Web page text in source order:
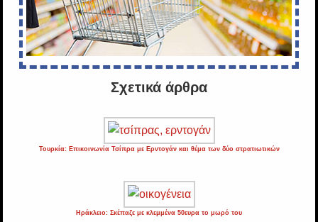
Σχετικά άρθρα
Τουρκία: Επικοινωνία Τσίπρα με Ερντογάν και θέμα των δύο στρατιωτικών
Ηράκλειο: Σκέπαζε με κλεμμένα 50ευρα το μωρό του